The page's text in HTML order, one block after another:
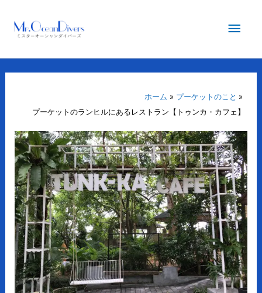
メ
メ
ニ
ュ
ー
ホーム
プーケットのこと
プーケットのランヒルにあるレストラン【トゥンカ・カフェ】